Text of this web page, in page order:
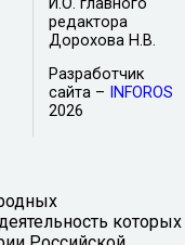
И.О. главного
редактора
Дорохова Н.В.
Разработчик
сайта –
INFOROS
2026
которых